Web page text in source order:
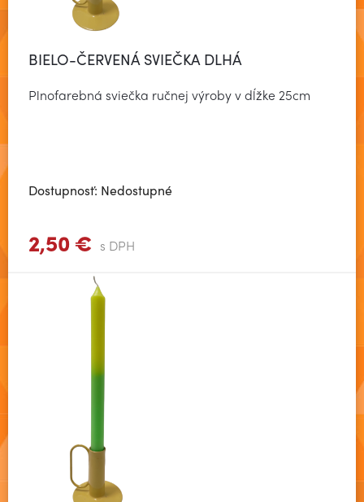
BIELO-ČERVENÁ SVIEČKA DLHÁ
Plnofarebná sviečka ručnej výroby v dĺžke 25cm
Dostupnosť: Nedostupné
2,50 € s DPHZobraziť viac